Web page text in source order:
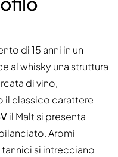
di 15 anni in un
al whisky una struttura
di vino,
il classico carattere
il Malt si presenta
Aromi
si intrecciano